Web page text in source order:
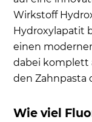
Wirkstoff
Hydroxylapatit
einen
dabei komplett
den Zahnpasta
Wie viel